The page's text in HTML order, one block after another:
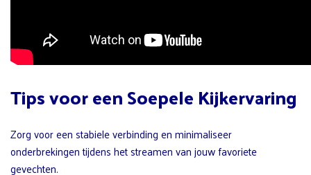
Tips voor een Soepele Kijkervaring
Zorg voor een stabiele verbinding en minimaliseer
onderbrekingen tijdens het streamen van jouw favoriete
gevechten.